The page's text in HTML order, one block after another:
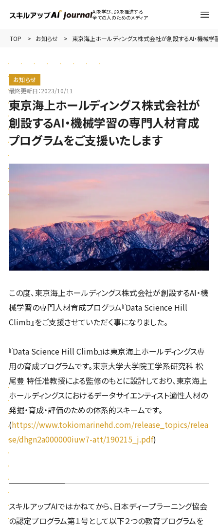
AIを学び、DXを推進する
全ての人のためのメディア
TOP お知らせ 東京海上ホールディングス株式会社が創設するAI・機械
お知らせ
最終更新日：2023/10/11
東京海上ホールディングス株式会社が
創設するAI・機械学習の専門人材育成
プログラムをご支援いたします
この度、東京海上ホールディングス株式会社が創設するAI・機
械学習の専門人材育成プログラム『Data Science Hill
Climb』をご支援させていただく事になりました。
『Data Science Hill Climb』は東京海上ホールディングス専
用の育成プログラムです。東京大学大学院工学系研究科 松
尾豊 特任准教授による監修のもとに設計しており、東京海上
ホールディングスにおけるデータサイエンティスト適性人材の
発掘・育成・評価のための体系的スキームです。
(https://www.tokiomarinehd.com/release_topics/relea
se/dhgn2a000000iuw7-att/190215_j.pdf)
スキルアップAIではかねてから、日本ディープラーニング協会
の認定プログラム第１号として以下２つの教育プログラムを